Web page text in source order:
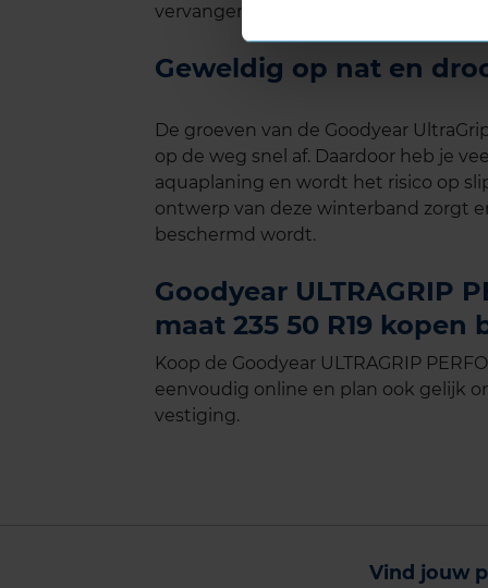
vervangen.
Geweldig op nat en
De groeven van de Goodyear
op de weg snel af. Daardoor heb je
aquaplaning en wordt het risico op
ontwerp van deze winterband zorgt
beschermd wordt.
Goodyear ULTRAGRIP
maat 235 50 R19 kopen
Koop de Goodyear ULTRAGRIP
eenvoudig online en plan ook gelijk
vestiging.
Vind jouw